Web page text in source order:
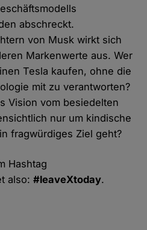
abschreckt.
von Musk wirkt sich
Markenwerte aus. Wer
Tesla kaufen, ohne die
mit zu verantworten?
Vision vom besiedelten
nur um kindische
fragwürdiges Ziel geht?
Hashtag
also:#leaveXtoday.